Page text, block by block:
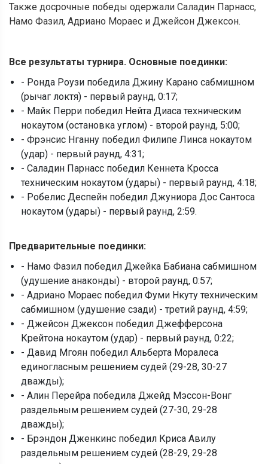
Также досрочные победы одержали Саладин Парнасс,
Намо Фазил, Адриано Мораес и Джейсон Джексон.
Все результаты турнира. Основные поединки:
- Ронда Роузи победила Джину Карано сабмишном
(рычаг локтя) - первый раунд, 0:17;
- Майк Перри победил Нейта Диаса техническим
нокаутом (остановка углом) - второй раунд, 5:00;
- Фрэнсис Нганну победил Филипе Линса нокаутом
(удар) - первый раунд, 4:31;
- Саладин Парнасс победил Кеннета Кросса
техническим нокаутом (удары) - первый раунд, 4:18;
- Робелис Деспейн победил Джуниора Дос Сантоса
нокаутом (удары) - первый раунд, 2:59.
Предварительные поединки:
- Намо Фазил победил Джейка Бабиана сабмишном
(удушение анаконды) - второй раунд, 0:57;
- Адриано Мораес победил Фуми Нкуту техническим
сабмишном (удушение сзади) - третий раунд, 4:59;
- Джейсон Джексон победил Джефферсона
Крейтона нокаутом (удар) - первый раунд, 0:22;
- Давид Мгоян победил Альберта Моралеса
единогласным решением судей (29-28, 30-27
дважды);
- Алин Перейра победила Джейд Мэссон-Вонг
раздельным решением судей (27-30, 29-28
дважды);
- Брэндон Дженкинс победил Криса Авилу
раздельным решением судей (28-29, 29-28